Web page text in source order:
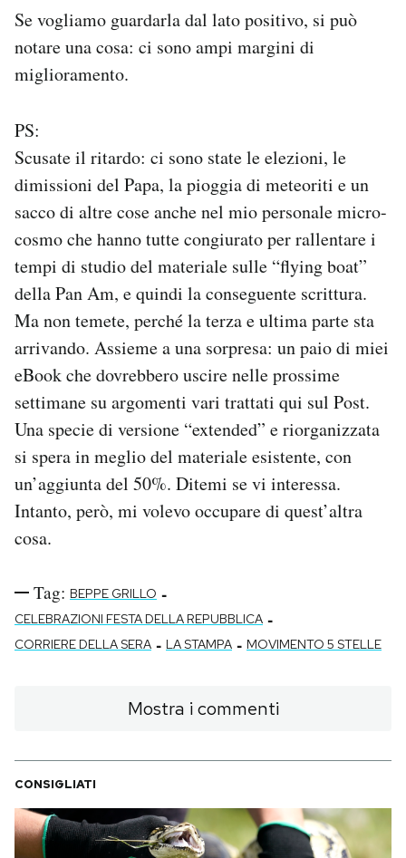
Se vogliamo guardarla dal lato positivo, si può
notare una cosa: ci sono ampi margini di
miglioramento.
PS:
Scusate il ritardo: ci sono state le elezioni, le
dimissioni del Papa, la pioggia di meteoriti e un
sacco di altre cose anche nel mio personale micro-
cosmo che hanno tutte congiurato per rallentare i
tempi di studio del materiale sulle “flying boat”
della Pan Am, e quindi la conseguente scrittura.
Ma non temete, perché la terza e ultima parte sta
arrivando. Assieme a una sorpresa: un paio di miei
eBook che dovrebbero uscire nelle prossime
settimane su argomenti vari trattati qui sul Post.
Una specie di versione “extended” e riorganizzata
si spera in meglio del materiale esistente, con
un’aggiunta del 50%. Ditemi se vi interessa.
Intanto, però, mi volevo occupare di quest’altra
cosa.
Tag: BEPPE GRILLO -
CELEBRAZIONI FESTA DELLA REPUBBLICA -
CORRIERE DELLA SERA - LA STAMPA - MOVIMENTO 5 STELLE
Mostra i commenti
CONSIGLIATI